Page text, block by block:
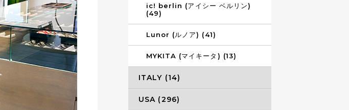
ic! berlin (アイシー ベルリン)
(49)
Lunor (ルノア) (41)
MYKITA (マイキータ) (13)
ITALY (14)
USA (296)